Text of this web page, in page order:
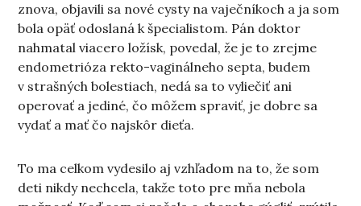
znova, objavili sa nové cysty na vaječníkoch a ja som
bola opäť odoslaná k špecialistom. Pán doktor
nahmatal viacero ložísk, povedal, že je to zrejme
endometrióza rekto-vaginálneho septa, budem
v strašných bolestiach, nedá sa to vyliečiť ani
operovať a jediné, čo môžem spraviť, je dobre sa
vydať a mať čo najskôr dieťa.
To ma celkom vydesilo aj vzhľadom na to, že som
deti nikdy nechcela, takže toto pre mňa nebola